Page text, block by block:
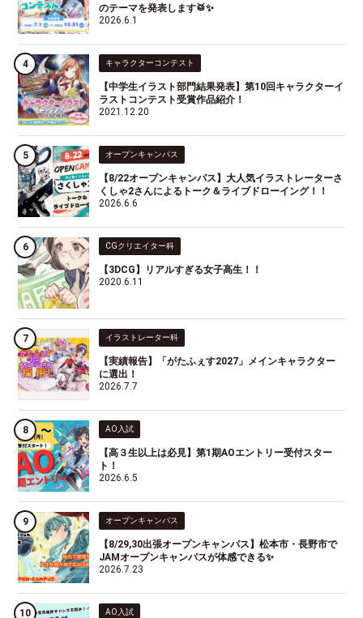
のテーマを発表します🥁✨
2026.6.1
キャラクターコンテスト
【中学生イラスト部門結果発表】第10回キャラクターイ
ラストコンテスト受賞作品紹介！
2021.12.20
オープンキャンパス
【8/22オープンキャンパス】大人気イラストレーターさ
くしゃ2さんによるトーク＆ライブドローイング！！
2026.6.6
CGクリエイター科
【3DCG】リアルすぎる女子高生！！
2020.6.11
イラストレーター科
【実績報告】「がたふぇす2027」メインキャラクター
に選出！
2026.7.7
AO入試
【高３生以上は必見】第1期AOエントリー受付スター
ト！
2026.6.5
オープンキャンパス
【8/29,30出張オープンキャンパス】松本市・長野市で
JAMオープンキャンパスが体感できる✨
2026.7.23
AO入試